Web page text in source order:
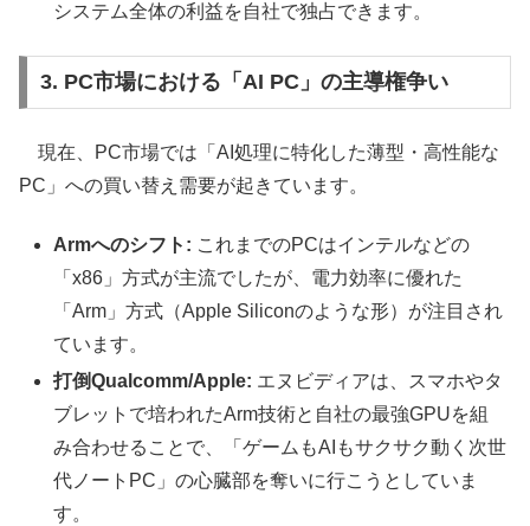
システム全体の利益を自社で独占できます。
3. PC市場における「AI PC」の主導権争い
現在、PC市場では「AI処理に特化した薄型・高性能な
PC」への買い替え需要が起きています。
Armへのシフト: これまでのPCはインテルなどの
「x86」方式が主流でしたが、電力効率に優れた
「Arm」方式（Apple Siliconのような形）が注目され
ています。
打倒Qualcomm/Apple: エヌビディアは、スマホやタ
ブレットで培われたArm技術と自社の最強GPUを組
み合わせることで、「ゲームもAIもサクサク動く次世
代ノートPC」の心臓部を奪いに行こうとしていま
す。